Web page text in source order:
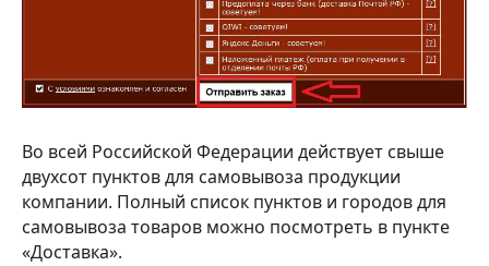
Во всей Российской Федерации действует свыше
двухсот пунктов для самовывоза продукции
компании. Полный список пунктов и городов для
самовывоза товаров можно посмотреть в пункте
«Доставка».